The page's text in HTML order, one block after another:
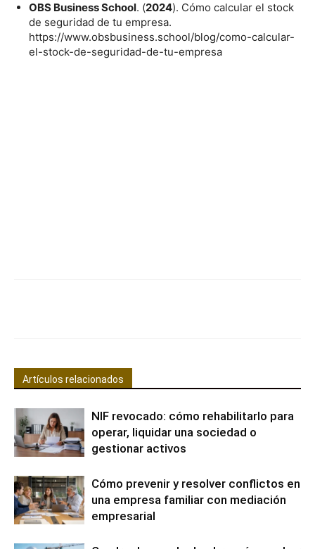
OBS Business School. (2024). Cómo calcular el stock
de seguridad de tu empresa.
https://www.obsbusiness.school/blog/como-calcular-
el-stock-de-seguridad-de-tu-empresa
Artículos relacionados
NIF revocado: cómo rehabilitarlo para
operar, liquidar una sociedad o
gestionar activos
Cómo prevenir y resolver conflictos en
una empresa familiar con mediación
empresarial